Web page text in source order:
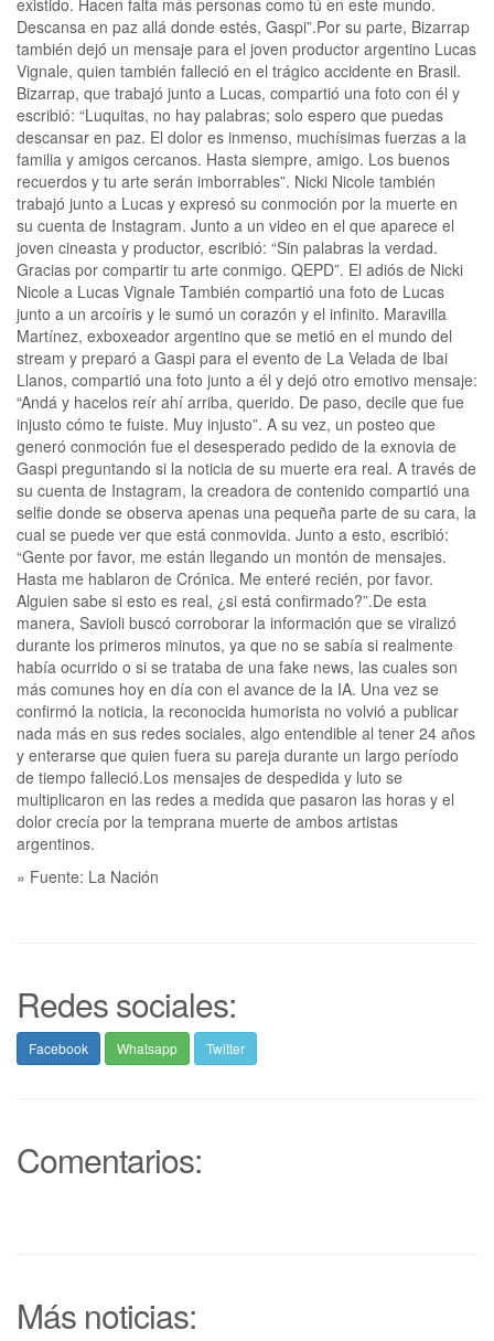
Descansa en paz allá donde estés, Gaspi”.Por su parte, Bizarrap
también dejó un mensaje para el joven productor argentino Lucas
Vignale, quien también falleció en el trágico accidente en Brasil.
Bizarrap, que trabajó junto a Lucas, compartió una foto con él y
escribió: “Luquitas, no hay palabras; solo espero que puedas
descansar en paz. El dolor es inmenso, muchísimas fuerzas a la
familia y amigos cercanos. Hasta siempre, amigo. Los buenos
recuerdos y tu arte serán imborrables”. Nicki Nicole también
trabajó junto a Lucas y expresó su conmoción por la muerte en
su cuenta de Instagram. Junto a un video en el que aparece el
joven cineasta y productor, escribió: “Sin palabras la verdad.
Gracias por compartir tu arte conmigo. QEPD”. El adiós de Nicki
Nicole a Lucas Vignale También compartió una foto de Lucas
junto a un arcoíris y le sumó un corazón y el infinito. Maravilla
Martínez, exboxeador argentino que se metió en el mundo del
stream y preparó a Gaspi para el evento de La Velada de Ibai
Llanos, compartió una foto junto a él y dejó otro emotivo mensaje:
“Andá y hacelos reír ahí arriba, querido. De paso, decile que fue
injusto cómo te fuiste. Muy injusto”. A su vez, un posteo que
generó conmoción fue el desesperado pedido de la exnovia de
Gaspi preguntando si la noticia de su muerte era real. A través de
su cuenta de Instagram, la creadora de contenido compartió una
selfie donde se observa apenas una pequeña parte de su cara, la
cual se puede ver que está conmovida. Junto a esto, escribió:
“Gente por favor, me están llegando un montón de mensajes.
Hasta me hablaron de Crónica. Me enteré recién, por favor.
Alguien sabe si esto es real, ¿si está confirmado?”.De esta
manera, Savioli buscó corroborar la información que se viralizó
durante los primeros minutos, ya que no se sabía si realmente
había ocurrido o si se trataba de una fake news, las cuales son
más comunes hoy en día con el avance de la IA. Una vez se
confirmó la noticia, la reconocida humorista no volvió a publicar
nada más en sus redes sociales, algo entendible al tener 24 años
y enterarse que quien fuera su pareja durante un largo período
de tiempo falleció.Los mensajes de despedida y luto se
multiplicaron en las redes a medida que pasaron las horas y el
dolor crecía por la temprana muerte de ambos artistas
argentinos.
» Fuente: La Nación
Redes sociales:
Facebook Whatsapp Twitter
Comentarios:
Más noticias: